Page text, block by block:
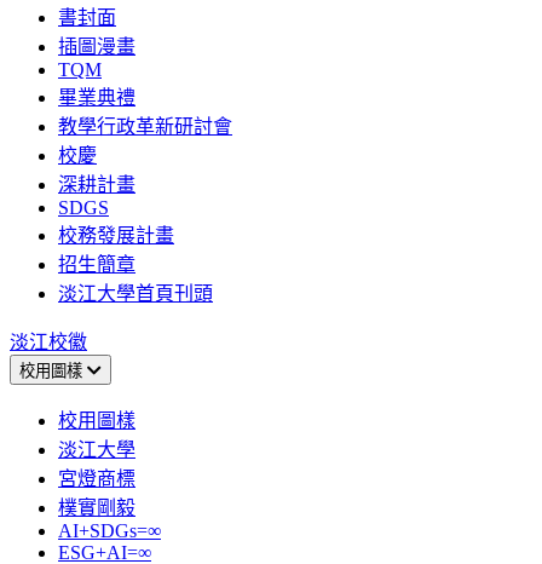
書封面
插圖漫畫
TQM
畢業典禮
教學行政革新研討會
校慶
深耕計畫
SDGS
校務發展計畫
招生簡章
淡江大學首頁刊頭
淡江校徽
校用圖樣
校用圖樣
淡江大學
宮燈商標
樸實剛毅
AI+SDGs=∞
ESG+AI=∞